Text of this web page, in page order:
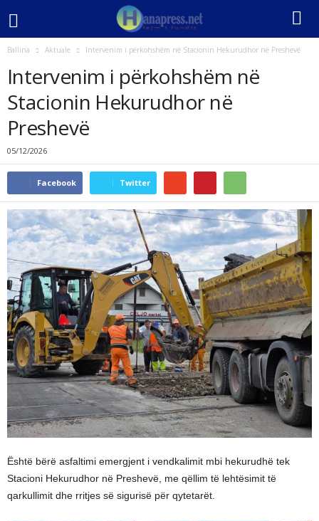
Ballina Aktuale Intervenim i përkohshëm në Stacionin Hekurudhor në Preshevë
Intervenim i përkohshëm në
Stacionin Hekurudhor në
Preshevë
05/12/2026
Facebook Twitter
Është bërë asfaltimi emergjent i vendkalimit mbi hekurudhë tek
Stacioni Hekurudhor në Preshevë, me qëllim të lehtësimit të
qarkullimit dhe rritjes së sigurisë për qytetarët.